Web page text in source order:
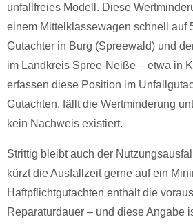
unfallfreies Modell. Diese
einem Mittelklassewagen schnell auf
Gutachter in Burg (Spreewald) und
im Landkreis Spree-Neiße – etwa in
erfassen diese Position im
Gutachten, fällt die Wertminderung
kein Nachweis existiert.
Strittig bleibt auch der
kürzt die Ausfallzeit gerne auf ein
Haftpflichtgutachten enthält die
Reparaturdauer – und diese Angabe